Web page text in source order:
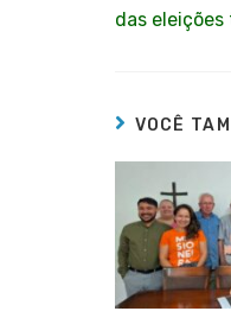
das
VOCÊ